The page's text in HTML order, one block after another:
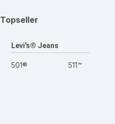
Topseller
Levi's® Jeans
501® 511™